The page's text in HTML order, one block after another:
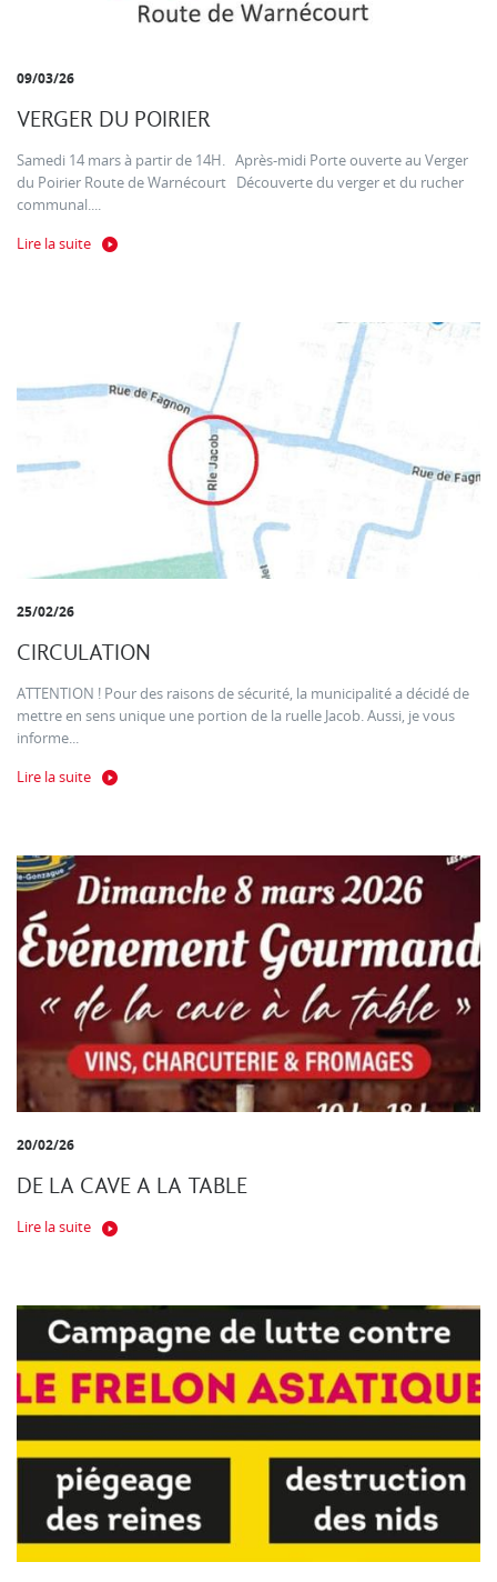
09/03/26
VERGER DU POIRIER
Samedi 14 mars à partir de 14H. Après-midi Porte ouverte au Verger
du Poirier Route de Warnécourt Découverte du verger et du rucher
communal....
Lire la suite
25/02/26
CIRCULATION
ATTENTION ! Pour des raisons de sécurité, la municipalité a décidé de
mettre en sens unique une portion de la ruelle Jacob. Aussi, je vous
informe...
Lire la suite
20/02/26
DE LA CAVE A LA TABLE
Lire la suite